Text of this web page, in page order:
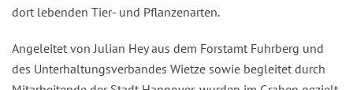
dort lebenden Tier- und Pflanzenarten.
Angeleitet von Julian Hey aus dem Forstamt Fuhrberg und
des Unterhaltungsverbandes Wietze sowie begleitet durch